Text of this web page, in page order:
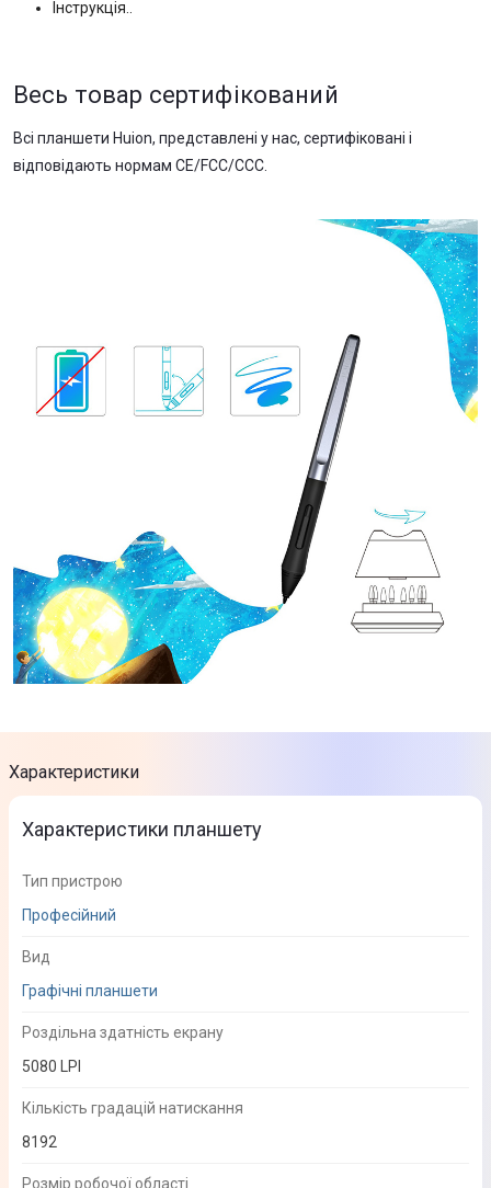
Інструкція..
Весь товар сертифікований
Всі планшети Huion, представлені у нас, сертифіковані і
відповідають нормам CE/FCC/CCC.
Характеристики
Характеристики планшету
Тип пристрою
Професійний
Вид
Графічні планшети
Роздільна здатність екрану
5080 LPI
Кількість градацій натискання
8192
Розмір робочої області